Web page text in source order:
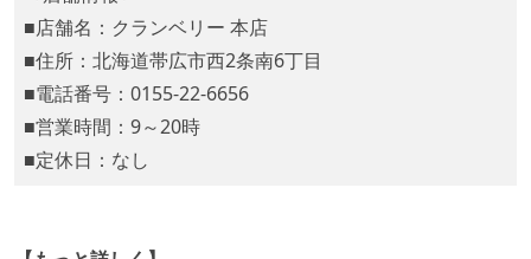
■店舗名：クランベリー 本店
■住所：北海道帯広市西2条南6丁目
■電話番号：0155-22-6656
■営業時間：9～20時
■定休日：なし